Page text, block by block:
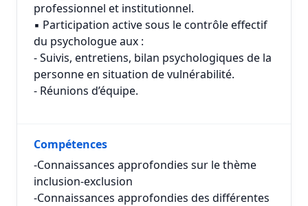
professionnel et institutionnel.
▪ Participation active sous le contrôle effectif
du psychologue aux :
- Suivis, entretiens, bilan psychologiques de la
personne en situation de vulnérabilité.
- Réunions d’équipe.
Compétences
-Connaissances approfondies sur le thème
inclusion-exclusion
-Connaissances approfondies des différentes